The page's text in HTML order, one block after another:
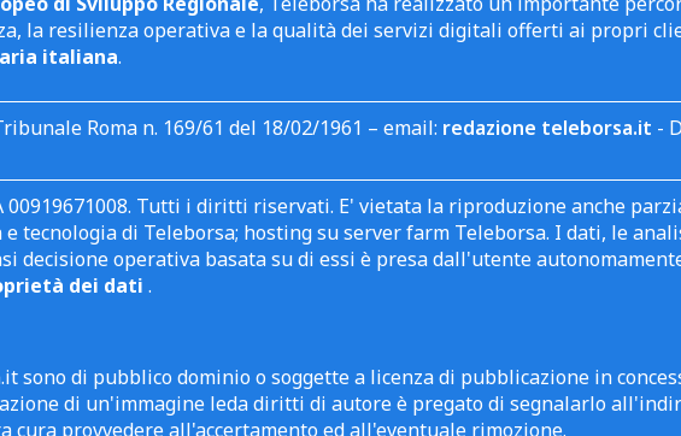
la resilienza operativa e la qualità dei servizi digitali offerti ai propri
italiana.
Roma n. 169/61 del 18/02/1961 – email: redazione teleborsa.it -
00919671008. Tutti i diritti riservati. E' vietata la riproduzione anche
tecnologia di Teleborsa; hosting su server farm Teleborsa. I dati, le
decisione operativa basata su di essi è presa dall'utente
dei dati .
sono di pubblico dominio o soggette a licenza di pubblicazione in
di un'immagine leda diritti di autore è pregato di segnalarlo
cura provvedere all'accertamento ed all'eventuale rimozione.